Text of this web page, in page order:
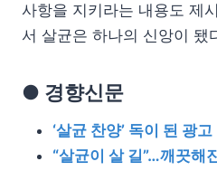
사항을 지키라는 내용도 제
서 살균은 하나의 신앙이 됐
● 경향신문
‘살균 찬양’ 독이 된 광고
“살균이 살 길”…깨끗해